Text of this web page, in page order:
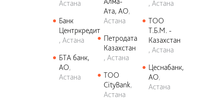
Астана
Банк
Центркредит
Астана
БТА банк,
АО
Астана
Ата, АО
Астана
Петродата
Казахстан
Астана
ТОО
CityBank
Астана
Астана
ТОО
Т.Б.М. -
Казахстан
Астана
Цеснабанк,
АО
Астана